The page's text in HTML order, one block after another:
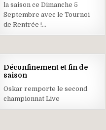
la saison ce Dimanche 5
Septembre avec le Tournoi
de Rentrée !…
09
Déconfinement et fin de
saison
Oskar remporte le second
championnat Live